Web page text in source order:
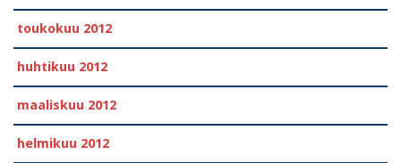
toukokuu 2012
huhtikuu 2012
maaliskuu 2012
helmikuu 2012